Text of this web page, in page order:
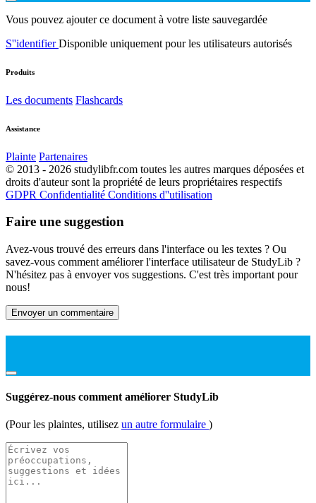
Vous pouvez ajouter ce document à votre liste sauvegardée
S''identifierDisponible uniquement pour les utilisateurs autorisés
Produits
Les documents Flashcards
Assistance
Plainte Partenaires
© 2013 - 2026 studylibfr.com toutes les autres marques déposées et
droits d'auteur sont la propriété de leurs propriétaires respectifs
GDPR Confidentialité Conditions d''utilisation
Faire une suggestion
Avez-vous trouvé des erreurs dans l'interface ou les textes ? Ou
savez-vous comment améliorer l'interface utilisateur de StudyLib ?
N'hésitez pas à envoyer vos suggestions. C'est très important pour
nous!
Envoyer un commentaire
Suggérez-nous comment améliorer StudyLib
(Pour les plaintes, utilisez un autre formulaire )